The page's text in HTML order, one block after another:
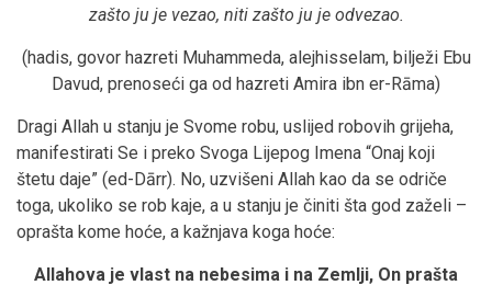
zašto ju je vezao, niti zašto ju je odvezao.
(hadis, govor hazreti Muhammeda, alejhisselam, bilježi Ebu
Davud, prenoseći ga od hazreti Amira ibn er-Rāma)
Dragi Allah u stanju je Svome robu, uslijed robovih grijeha,
manifestirati Se i preko Svoga Lijepog Imena “Onaj koji
štetu daje” (ed-Dārr). No, uzvišeni Allah kao da se odriče
toga, ukoliko se rob kaje, a u stanju je činiti šta god zaželi –
oprašta kome hoće, a kažnjava koga hoće:
Allahova je vlast na nebesima i na Zemlji, On prašta